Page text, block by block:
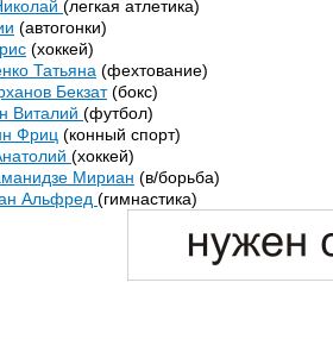
(легкая атлетика)
(автогонки)
(хоккей)
Татьяна (фехтование)
Бекзат(бокс)
Виталий (футбол)
Фриц (конный спорт)
(хоккей)
Мириан (в/борьба)
Альфред (гимнастика)